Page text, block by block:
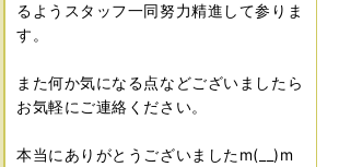
るようスタッフ一同努力精進して参りま
す。
また何か気になる点などございましたら
お気軽にご連絡ください。
本当にありがとうございましたm(__)m